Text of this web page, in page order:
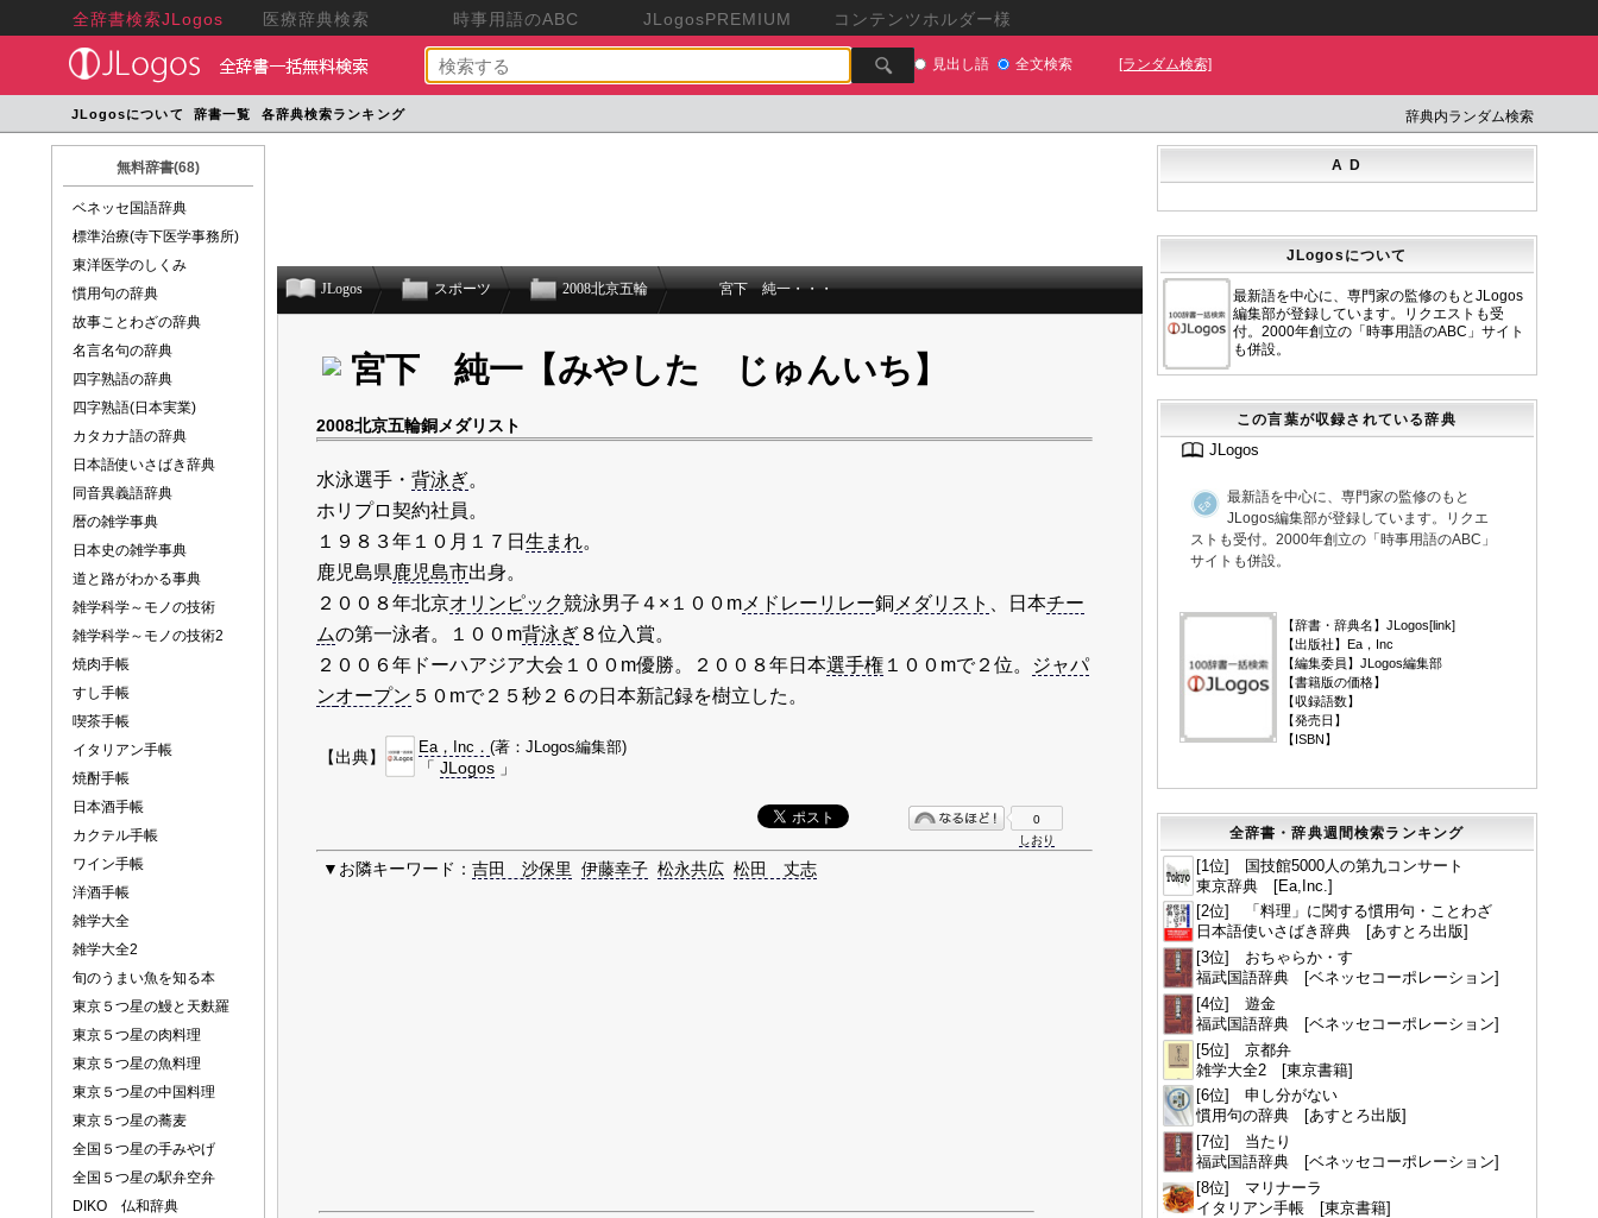
全辞書検索JLogos 医療辞典検索 時事用語のABC JLogosPREMIUM コンテンツホルダー様
見出し語 全文検索 [ランダム検索]
JLogosについて 辞書一覧 各辞典検索ランキング 辞典内ランダム検索
無料辞書(68)
ベネッセ国語辞典
標準治療(寺下医学事務所)
東洋医学のしくみ
慣用句の辞典
故事ことわざの辞典
名言名句の辞典
四字熟語の辞典
四字熟語(日本実業)
カタカナ語の辞典
日本語使いさばき辞典
同音異義語辞典
暦の雑学事典
日本史の雑学事典
道と路がわかる事典
雑学科学～モノの技術
雑学科学～モノの技術2
焼肉手帳
すし手帳
喫茶手帳
イタリアン手帳
焼酎手帳
日本酒手帳
カクテル手帳
ワイン手帳
洋酒手帳
雑学大全
雑学大全2
旬のうまい魚を知る本
東京５つ星の鰻と天麩羅
東京５つ星の肉料理
東京５つ星の魚料理
東京５つ星の中国料理
東京５つ星の蕎麦
全国５つ星の手みやげ
全国５つ星の駅弁空弁
DIKO 仏和辞典
JLogos スポーツ 2008北京五輪 宮下 純一・・・
宮下 純一【みやした じゅんいち】
2008北京五輪銅メダリスト
水泳選手・ 背泳ぎ。
ホリプロ契約社員。
１９８３年１０月１７日 生まれ。
鹿児島県鹿児島市出身。
２００８年北京オリンピック競泳男子４×１００mメドレーリレー銅 メダリスト 、日本チー
ムの第一泳者。１００m背泳ぎ８位入賞。
２００６年ドーハアジア大会１００m優勝。２００８年日本選手権１００mで２位。
ジャパ
ンオープン ５０mで２５秒２６の日本新記録を樹立した。
【出典】
Ea，Inc． (著：JLogos編集部)
「 JLogos」
0
しおり
▼お隣キーワード： 吉田 沙保里 伊藤幸子 松永共広 松田 丈志
A D
JLogosについて
最新語を中心に、専門家の監修のもとJLogos
編集部が登録しています。リクエストも受
付。2000年創立の「時事用語のABC」サイト
も併設。
この言葉が収録されている辞典
JLogos
最新語を中心に、専門家の監修のもと
JLogos編集部が登録しています。リクエ
ストも受付。2000年創立の「時事用語のABC」
サイトも併設。
【辞書・辞典名】JLogos[link]
【出版社】Ea，Inc
【編集委員】JLogos編集部
【書籍版の価格】
【収録語数】
【発売日】
【ISBN】
全辞書・辞典週間検索ランキング
[1位] 国技館5000人の第九コンサート
東京辞典 [Ea,Inc.]
[2位] 「料理」に関する慣用句・ことわざ
日本語使いさばき辞典 [あすとろ出版]
[3位] おちゃらか・す
福武国語辞典 [ベネッセコーポレーション]
[4位] 遊金
福武国語辞典 [ベネッセコーポレーション]
[5位] 京都弁
雑学大全2 [東京書籍]
[6位] 申し分がない
慣用句の辞典 [あすとろ出版]
[7位] 当たり
福武国語辞典 [ベネッセコーポレーション]
[8位] マリナーラ
イタリアン手帳 [東京書籍]